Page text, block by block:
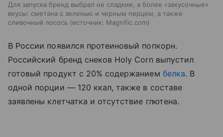
Для запуска бренд выбрал не сладкие, а более «закусочные»
вкусы: сметана с зеленью и черным перцем, а также
сливочный лосось
источник: Magnific.com
В России появился протеиновый попкорн.
Российский бренд снеков Holy Corn выпустил
готовый продукт с 20% содержанием белка. В
одной порции — 120 ккал, также в составе
заявлены клетчатка и отсутствие глютена.